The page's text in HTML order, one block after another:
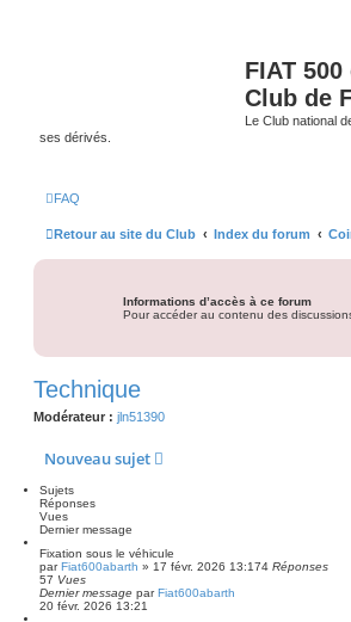
FIAT
Club de
Le Club national
ses dérivés.
FAQ
Retour au site du Club Index du forum
Informations d’accès à ce forum
Pour accéder au contenu des
Technique
Modérateur : jln51390
Nouveau sujet
Sujets
Réponses
Vues
Dernier message
Fixation sous le véhicule
parFiat600abarth » 17 févr. 2026 13:174 Réponses
57 Vues
Dernier message parFiat600abarth
20 févr. 2026 13:21